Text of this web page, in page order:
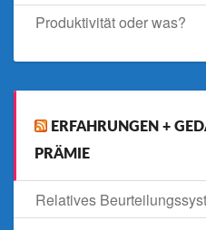
Produktivität oder was?
ERFAHRUNGEN +
PRÄMIE
Relatives